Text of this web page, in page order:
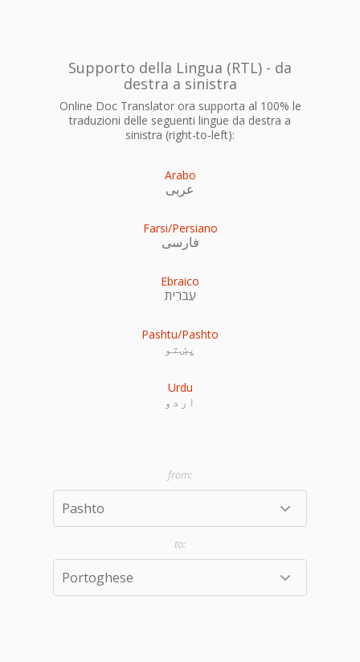
Supporto della Lingua (RTL) - da
destra a sinistra
Online Doc Translator ora supporta al 100% le
traduzioni delle seguenti lingue da destra a
sinistra (right-to-left):
Arabo
عربى
Farsi/Persiano
فارسی
Ebraico
עִברִית
Pashtu/Pashto
پښتو
Urdu
اردو